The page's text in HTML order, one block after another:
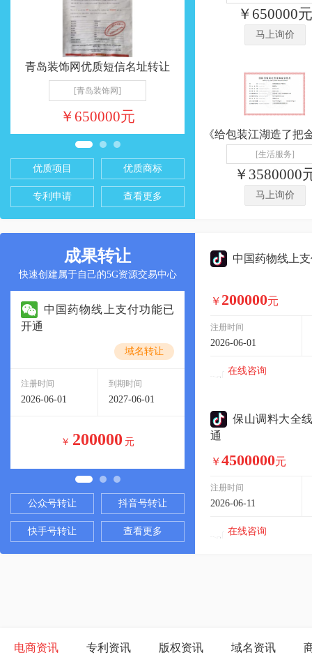
青岛衣柜优质短信名址转让
[青岛衣柜]
￥600000元
[建筑工程]
￥11150000
优质项目 优质商标
专利申请 查看更多
￥650000元
马上询价
[生活服务]
￥3580000
马上询价
成果转让
快速创建属于自己的5G资源交易中心
广西美容养生全域服务平
台，125万诚意出让，本地刚需
域名转让
注册时间
2026-07-01
到期时间
2027-07-01
￥ 1250000 元
根雕木业全品
台，386万诚意出让，
稳赚项目
公众号转让 抖音号转让
快手号转让 查看更多
中国药物线上
￥ 200000元
注册时间
2026-06-01
在线咨询
保山调料大全
通
￥4500000元
注册时间
2026-06-11
在线咨询
电商资讯 专利资讯 版权资讯 域名资讯